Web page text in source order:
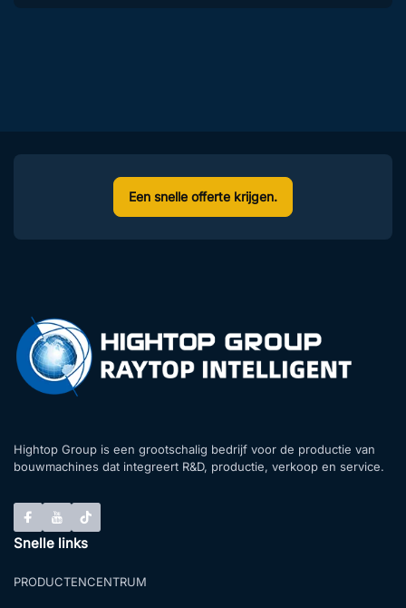
Een snelle offerte krijgen.
Hightop Group is een grootschalig bedrijf voor de productie van
bouwmachines dat integreert R&D, productie, verkoop en service.
Snelle links
PRODUCTENCENTRUM